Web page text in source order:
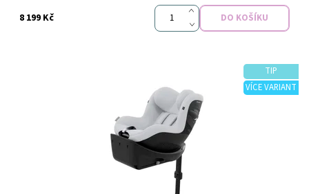
8 199 Kč
TIP
VÍCE VARIANT
Vyprodáno